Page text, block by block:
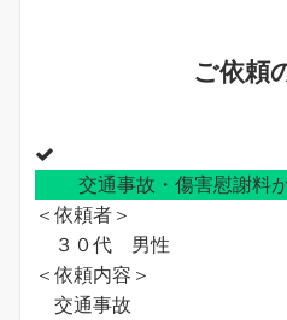
ご依頼
交通事故・傷害慰謝料
＜依頼者＞
３０代 男性
＜依頼内容＞
交通事故